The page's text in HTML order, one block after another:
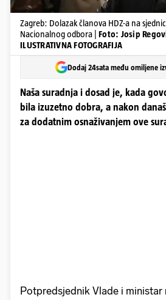
Zagreb: Dolazak članova HDZ-a na
Nacionalnog odbora | Foto: Josip
ILUSTRATIVNA FOTOGRAFIJA
Dodaj 24sata među omiljene
Naša suradnja i dosad je, kada
bila izuzetno dobra, a nakon
za dodatnim osnaživanjem ove
Potpredsjednik Vlade i ministar